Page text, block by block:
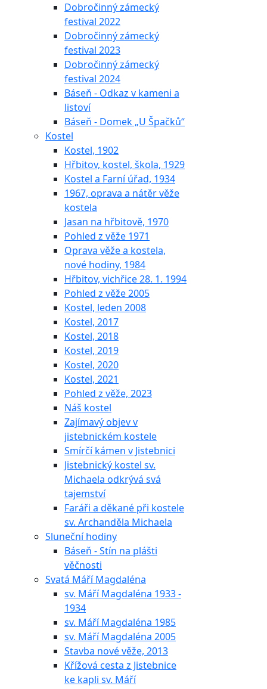
Dobročinný zámecký
festival 2022
Dobročinný zámecký
festival 2023
Dobročinný zámecký
festival 2024
Báseň - Odkaz v kameni a
listoví
Báseň - Domek „U Špačků“
Kostel
Kostel, 1902
Hřbitov, kostel, škola, 1929
Kostel a Farní úřad, 1934
1967, oprava a nátěr věže
kostela
Jasan na hřbitově, 1970
Pohled z věže 1971
Oprava věže a kostela,
nové hodiny, 1984
Hřbitov, vichřice 28. 1. 1994
Pohled z věže 2005
Kostel, leden 2008
Kostel, 2017
Kostel, 2018
Kostel, 2019
Kostel, 2020
Kostel, 2021
Pohled z věže, 2023
Náš kostel
Zajímavý objev v
jistebnickém kostele
Smírčí kámen v Jistebnici
Jistebnický kostel sv.
Michaela odkrývá svá
tajemství
Faráři a děkané při kostele
sv. Archanděla Michaela
Sluneční hodiny
Báseň - Stín na plášti
věčnosti
Svatá Máří Magdaléna
sv. Máří Magdaléna 1933 -
1934
sv. Máří Magdaléna 1985
sv. Máří Magdaléna 2005
Stavba nové věže, 2013
Křížová cesta z Jistebnice
ke kapli sv. Máří